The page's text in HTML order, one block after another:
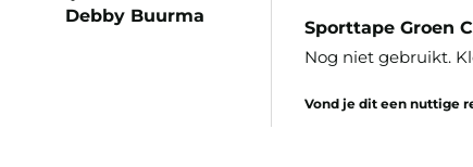
Debby Buurma
Sporttape Groen
Nog niet gebruikt.
Vond je dit een nuttige